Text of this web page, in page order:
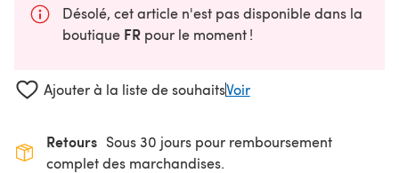
Désolé, cet article n'est pas disponible dans la
boutique FR pour le moment !
Ajouter à la liste de souhaitsVoir
Retours Sous 30 jours pour remboursement
complet des marchandises.